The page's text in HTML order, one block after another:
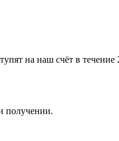
на наш счёт в
получении.